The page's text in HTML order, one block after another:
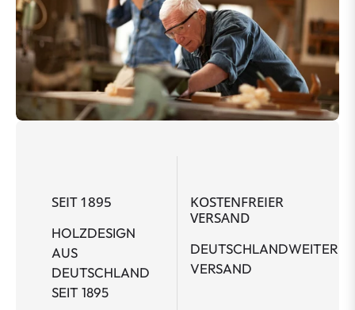
SEIT 1895
HOLZDESIGN
AUS
DEUTSCHLAND
SEIT 1895
KOSTENFREIER
VERSAND
DEUTSCHLANDWEITER
VERSAND